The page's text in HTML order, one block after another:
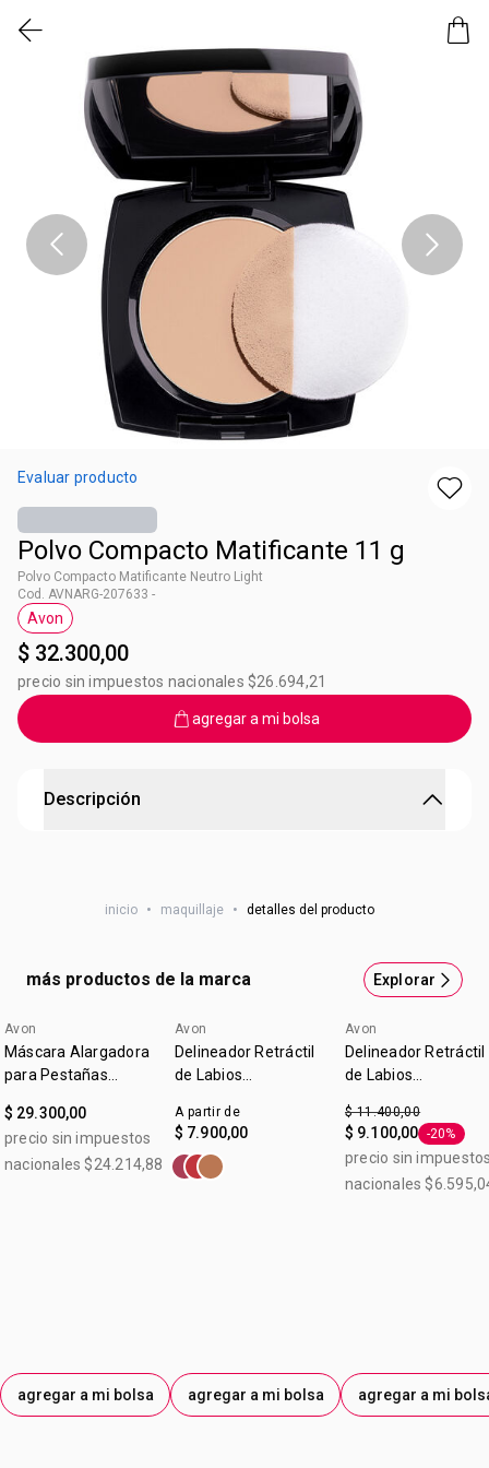
Evaluar producto
Polvo Compacto Matificante 11 g
Polvo Compacto Matificante Neutro Light
Cod. AVNARG-207633 -
Etiqueta Avon
Avon
$ 32.300,00
precio sin impuestos nacionales $26.694,21
agregar a mi bolsa
Descripción
4. Con espejo y aplicador.
inicio • maquillaje • detalles del producto
más productos de la marca Explorar
Avon
Máscara Alargadora
para Pestañas
$ 29.300,00
precio sin impuestos
nacionales $24.214,88
agregar a mi bolsa
Avon
Delineador Retráctil
de Labios
Color Malva
A partir de
$ 7.900,00
agregar a mi bolsa
Avon
Delineador Retráctil
de Labios
Color Malva 0,28 g
$ 11.400,00
$ 9.100,00 Etiqueta -
-20%
precio sin
nacionales
agregar a mi